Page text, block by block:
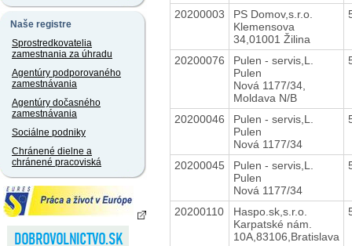
Naše registre
Sprostredkovatelia
zamestnania za úhradu
Agentúry podporovaného
zamestnávania
Agentúry dočasného
zamestnávania
Sociálne podniky
Chránené dielne a
chránené pracoviská
20200003
PS Domov,s.r.o.
Klemensova
34,01001 Žilina
20200076
Pulen - servis,L.
Pulen
Nová 1177/34,
Moldava N/B
20200046
Pulen - servis,L.
Pulen
Nová 1177/34
20200045
Pulen - servis,L.
Pulen
Nová 1177/34
20200110
Haspo.sk,s.r.o.
Karpatské nám.
10A,83106,Bratislava